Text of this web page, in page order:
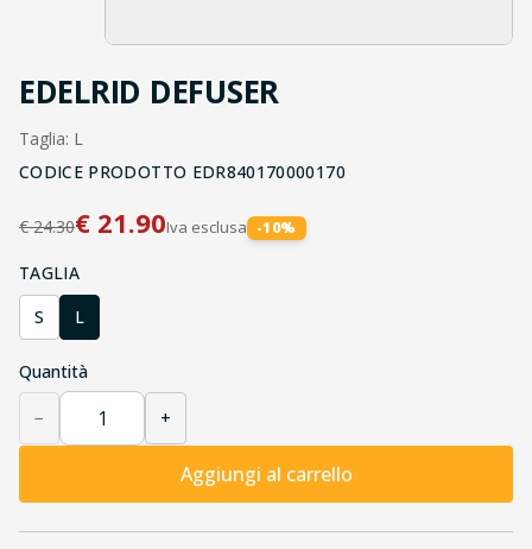
EDELRID DEFUSER
Taglia: L
CODICE PRODOTTO EDR840170000170
€24.30€ 21.90Iva esclusa -10%
TAGLIA
S
L
Quantità
− +
Aggiungi al carrello